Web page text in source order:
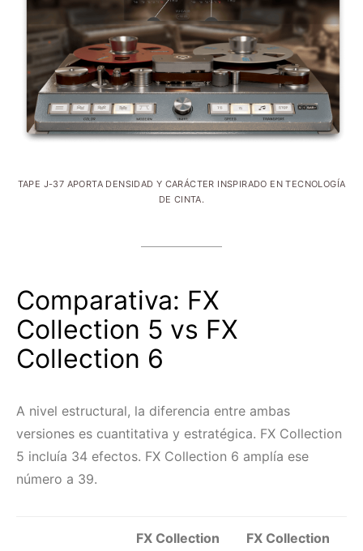
TAPE J-37 APORTA DENSIDAD Y CARÁCTER INSPIRADO EN TECNOLOGÍA
DE CINTA.
Comparativa: FX
Collection 5 vs FX
Collection 6
A nivel estructural, la diferencia entre ambas
versiones es cuantitativa y estratégica. FX Collection
5 incluía 34 efectos. FX Collection 6 amplía ese
número a 39.
FX Collection
FX Collection